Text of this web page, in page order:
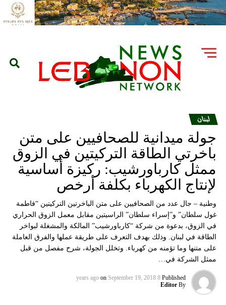
لبنان
جولة ميدانية للصحافيين على متن
باخرتي الطاقة التركيتين في الزوق
ممثل كارباورشيب: ركيزة أساسية
لإنتاج الكهرباء بكلفة أرخص
وطنية – جال عدد من الصحافيين على متن الباخرتين التركيتين “فاطمة
غول سلطان” و”إسراء سلطان” الراسيتين مقابل معمل الزوق الحراري
في الزوق، بدعوة من شركة “كارباورشيب” المالكة والمشغلة لبواخر
الطاقة في لبنان. وذلك بهدف التعرف على طريقة عملها والفرق العاملة
على متنها وما تؤمنه من كهرباء. وتخلل الجولة، شرح مفصل من قبل
ممثل الشركة في…
Published
8 years ago
on September 19, 2018
By
Editor